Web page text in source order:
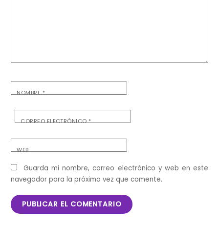
NOMBRE*
CORREO ELECTRÓNICO*
WEB
Guarda mi nombre, correo electrónico y web en este
navegador para la próxima vez que comente.